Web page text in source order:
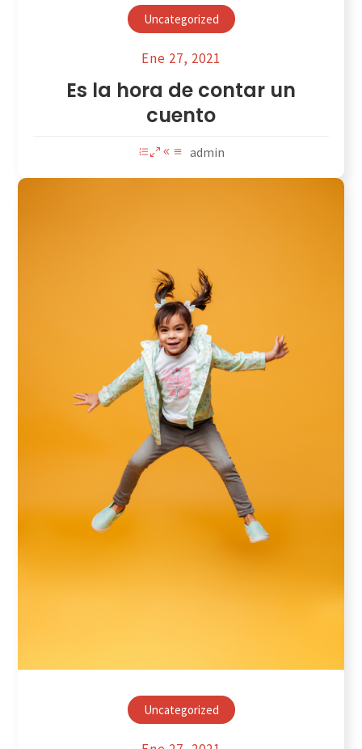
Uncategorized
Ene 27, 2021
Es la hora de contar un
cuento
admin
Uncategorized